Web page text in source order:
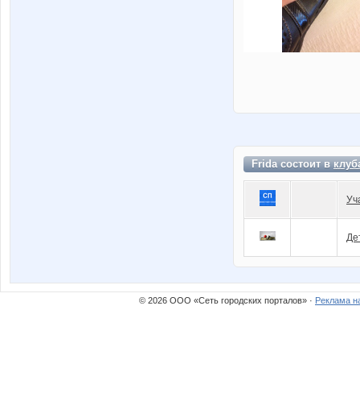
Frida состоит в
© 2026 ООО «Сеть городских порталов» · Реклама